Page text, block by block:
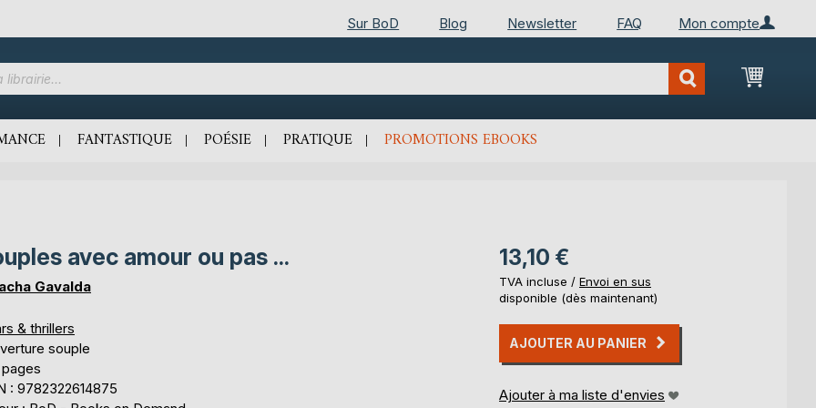
Mon compte
Sur BoD Blog Newsletter FAQ
Mon
FANTASTIQUE POÉSIE PRATIQUE PROMOTIONS EBOOKS
avec amour ou pas ...
Gavalda
& thrillers
souple
: 9782322614875
13,10 €
TVA incluse / Envoi en sus
disponible (dès maintenant)
AJOUTER AU PANIER
Ajouter à ma liste d'envies